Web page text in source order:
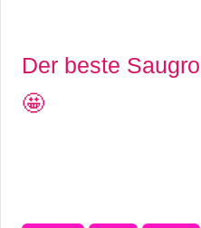
Der beste
🤩